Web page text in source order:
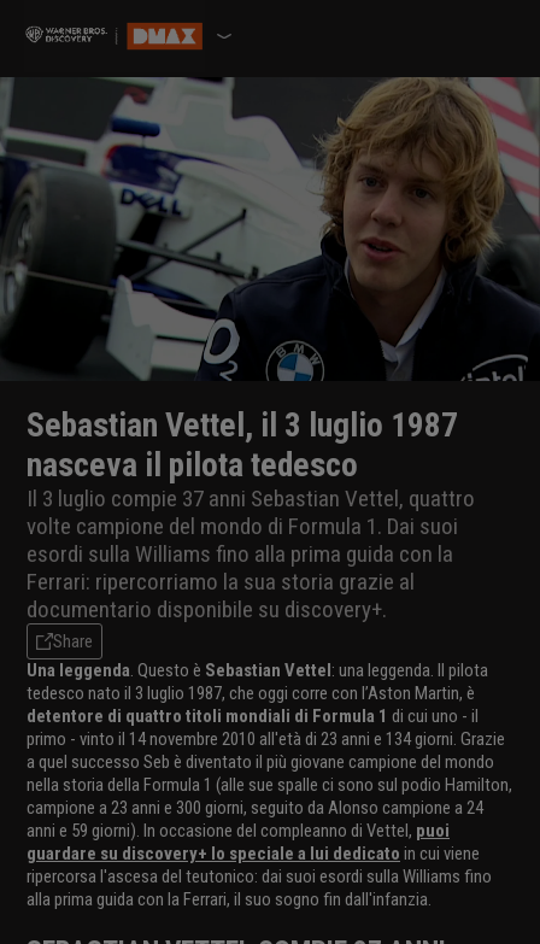
Sebastian Vettel, il 3 luglio 1987
nasceva il pilota tedesco
Il 3 luglio compie 37 anni Sebastian Vettel, quattro
volte campione del mondo di Formula 1. Dai suoi
esordi sulla Williams fino alla prima guida con la
Ferrari: ripercorriamo la sua storia grazie al
documentario disponibile su discovery+.
Share
Una leggenda. Questo è Sebastian Vettel: una leggenda. Il pilota
tedesco nato il 3 luglio 1987, che oggi corre con l’Aston Martin, è
detentore di quattro titoli mondiali di Formula 1 di cui uno - il
primo - vinto il 14 novembre 2010 all'età di 23 anni e 134 giorni. Grazie
a quel successo Seb è diventato il più giovane campione del mondo
nella storia della Formula 1 (alle sue spalle ci sono sul podio Hamilton,
campione a 23 anni e 300 giorni, seguito da Alonso campione a 24
anni e 59 giorni). In occasione del compleanno di Vettel, puoi
guardare su discovery+ lo speciale a lui dedicato in cui viene
ripercorsa l'ascesa del teutonico: dai suoi esordi sulla Williams fino
alla prima guida con la Ferrari, il suo sogno fin dall'infanzia.